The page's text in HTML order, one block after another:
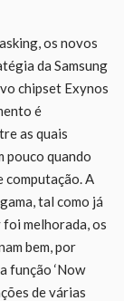
os novos
da Samsung
chipset Exynos
é
as quais
pouco quando
computação. A
tal como já
melhorada, os
bem, por
função ‘Now
de várias